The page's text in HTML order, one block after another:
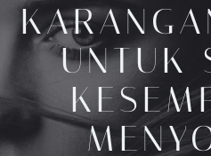
UNTUK